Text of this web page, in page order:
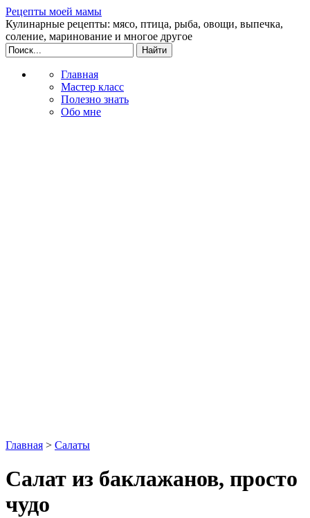
Рецепты моей мамы
Кулинарные рецепты: мясо, птица, рыба, овощи, выпечка,
соление, маринование и многое другое
Главная
Мастер класс
Полезно знать
Обо мне
Главная > Салаты
Салат из баклажанов, просто
чудо